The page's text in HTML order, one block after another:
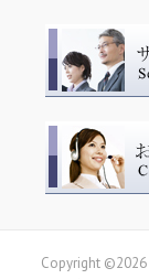
Copyright ©2026